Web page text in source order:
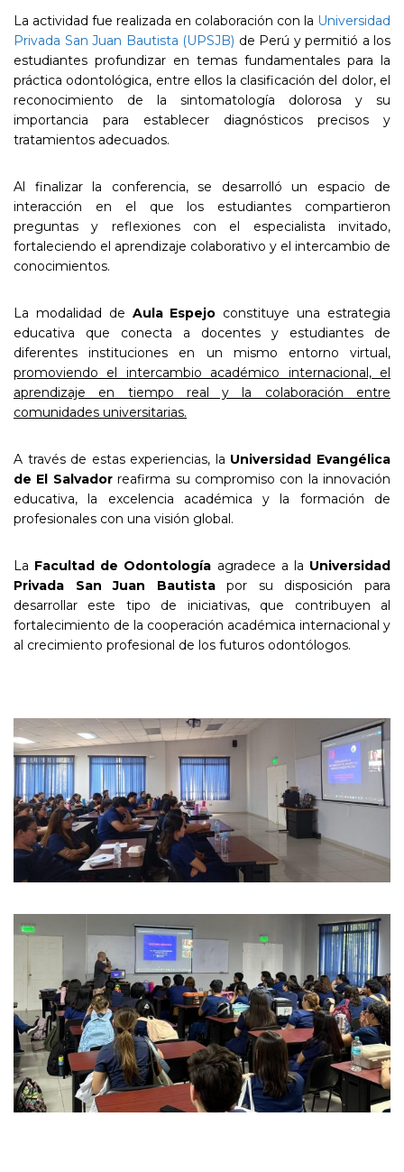
La actividad fue realizada en colaboración con la Universidad
Privada San Juan Bautista (UPSJB) de Perú y permitió a los
estudiantes profundizar en temas fundamentales para la
práctica odontológica, entre ellos la clasificación del dolor, el
reconocimiento de la sintomatología dolorosa y su
importancia para establecer diagnósticos precisos y
tratamientos adecuados.
Al finalizar la conferencia, se desarrolló un espacio de
interacción en el que los estudiantes compartieron
preguntas y reflexiones con el especialista invitado,
fortaleciendo el aprendizaje colaborativo y el intercambio de
conocimientos.
La modalidad de Aula Espejo constituye una estrategia
educativa que conecta a docentes y estudiantes de
diferentes instituciones en un mismo entorno virtual,
promoviendo el intercambio académico internacional, el
aprendizaje en tiempo real y la colaboración entre
comunidades universitarias.
A través de estas experiencias, la Universidad Evangélica
de El Salvadorreafirma su compromiso con la innovación
educativa, la excelencia académica y la formación de
profesionales con una visión global.
La Facultad de Odontología agradece a la Universidad
Privada San Juan Bautistapor su disposición para
desarrollar este tipo de iniciativas, que contribuyen al
fortalecimiento de la cooperación académica internacional y
al crecimiento profesional de los futuros odontólogos.